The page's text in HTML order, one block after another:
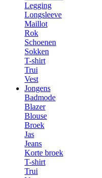
Legging
Longsleeve
Maillot
Rok
Schoenen
Sokken
T-shirt
Trui
Vest
Jongens
Badmode
Blazer
Blouse
Broek
Jas
Jeans
Korte broek
T-shirt
Trui